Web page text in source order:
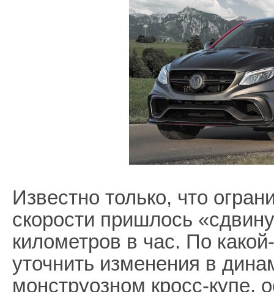
Известно только, что
скорости пришлось
километров в час. По
уточнить изменения в
монструозном кросс-купе,